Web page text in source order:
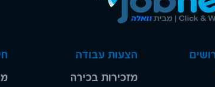
הצעות עבודה
מזכירות בכירה